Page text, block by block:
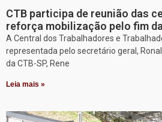
CTB participa de reunião das
reforça mobilização pelo fim
A Central dos Trabalhadores e
representada pelo secretário geral,
da CTB-SP, Rene
Leia mais »